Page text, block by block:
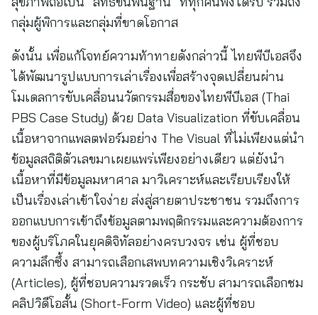
กลุ่มผู้พิการและกลุ่มที่ขาดโอกาส
ดังนั้น เพื่อแก้โจทย์ความท้าทายดังกล่าวนี้ ไทยพีบีเอสจึง
ได้พัฒนารูปแบบการเล่าเรื่องเพื่อสร้างจุดเปลี่ยนผ่าน
โมเดลการขับเคลื่อนนวัตกรรมสื่อของไทยพีบีเอส (Thai
PBS Case Study) ด้วย Data Visualization ที่ขับเคลื่อน
เนื้อหาจากแพลตฟอร์มอย่าง The Visual ที่ไม่เพียงแต่นำ
ข้อมูลสถิติตัวเลขมาเผยแพร่เพียงอย่างเดียว แต่ยังนำ
เนื้อหาที่มีข้อมูลมหาศาล มาวิเคราะห์และเรียบเรียงให้
เป็นเรื่องเล่าเข้าใจง่าย ส่งสู่สายตาประชาชน รวมถึงการ
ออกแบบการเข้าถึงข้อมูลตามพฤติกรรมและความต้องการ
ของผู้บริโภคในยุคดิจิทัลอย่างครบวงจร เช่น ผู้ที่ชอบ
ความลึกซึ้ง สามารถเลือกเสพบทความเชิงวิเคราะห์
(Articles), ผู้ที่ชอบความรวดเร็ว กระชับ สามารถเลือกชม
คลิปวิดีโอสั้น (Short-Form Video) และผู้ที่ชอบ